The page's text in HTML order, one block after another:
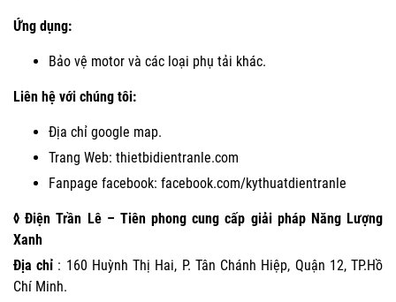
Ứng dụng:
Bảo vệ motor và các loại phụ tải khác.
Liên hệ với chúng tôi:
Địa chỉ google map.
Trang Web: thietbidientranle.com
Fanpage facebook: facebook.com/kythuatdientranle
◊ Điện Trần Lê – Tiên phong cung cấp giải pháp Năng Lượng
Xanh
Địa chỉ : 160 Huỳnh Thị Hai, P. Tân Chánh Hiệp, Quận 12, TP.Hồ
Chí Minh.